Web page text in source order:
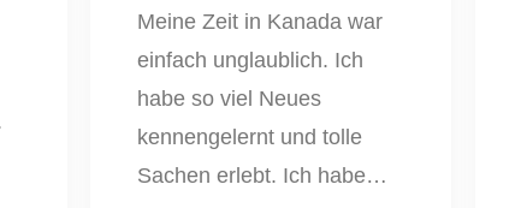
Meine Zeit in Kanada war
einfach unglaublich. Ich
habe so viel Neues
kennengelernt und tolle
Sachen erlebt. Ich habe…